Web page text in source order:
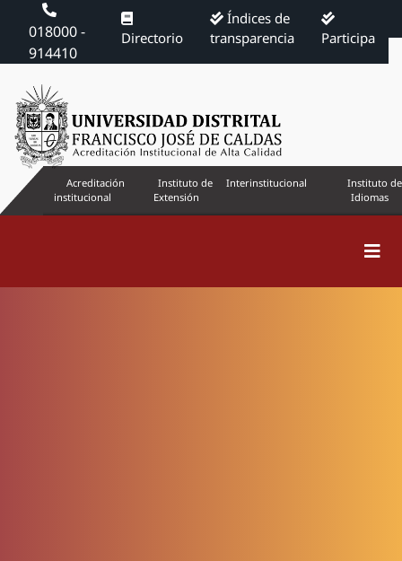
018000 -
914410
Directorio
Índices de
transparencia
Participa
Acreditación
institucional
Instituto de
Extensión
Interinstitucional
Instituto de
Idiomas